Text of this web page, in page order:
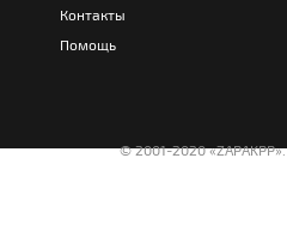
Контакты
Помощь
© 2001-2020 «ZAPAKPP».